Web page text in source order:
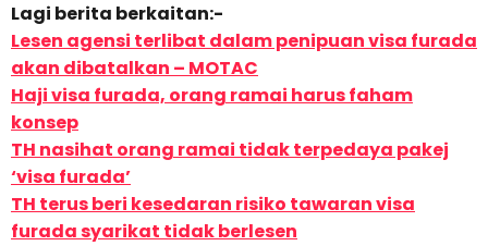
Lagi berita berkaitan:-
Lesen agensi terlibat dalam penipuan visa furada
akan dibatalkan – MOTAC
Haji visa furada, orang ramai harus faham
konsep
TH nasihat orang ramai tidak terpedaya pakej
‘visa furada’
TH terus beri kesedaran risiko tawaran visa
furada syarikat tidak berlesen